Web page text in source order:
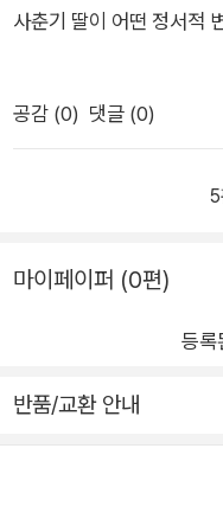
사춘기 딸이 어떤 정서적
공감 (0) 댓글 (0)
5
마이페이퍼 (0편)
등록
반품/교환 안내